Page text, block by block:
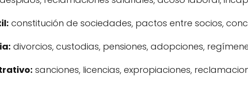
constitución de sociedades, pactos entre socios,
divorcios, custodias, pensiones, adopciones,
sanciones, licencias, expropiaciones,